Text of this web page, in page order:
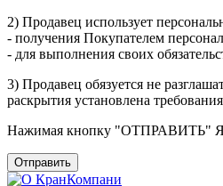
2) Продавец использует
- получения Покупателем
- для выполнения своих
3) Продавец обязуется не
раскрытия установлена
Нажимая кнопку "ОТПРАВИТЬ"
Отправить